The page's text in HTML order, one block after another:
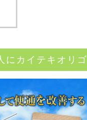
にカイテキオリゴ